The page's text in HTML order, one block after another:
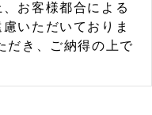
お客様都合による
いただいておりま
だき、ご納得の上で